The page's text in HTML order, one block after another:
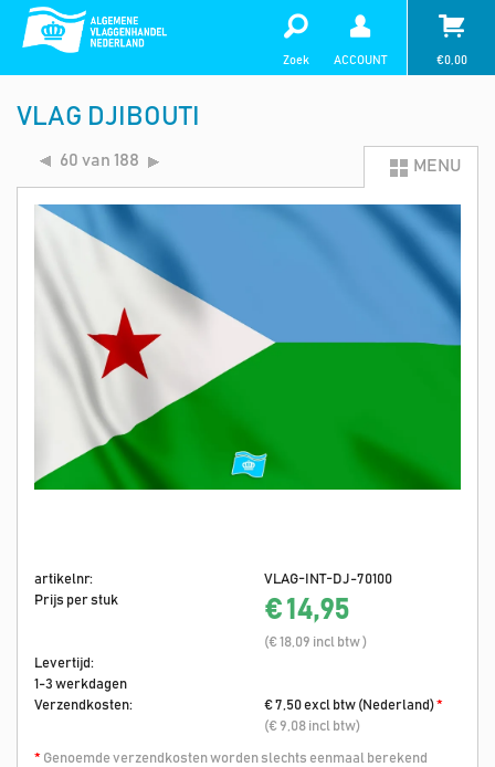
Zoek ACCOUNT €0,00
VLAG DJIBOUTI
60 van 188 MENU
artikelnr:
VLAG-INT-DJ-70100
Prijs per stuk
€ 14,95
(€ 18,09 incl btw )
Levertijd:
1-3 werkdagen
Verzendkosten:
€ 7,50 excl btw (Nederland)*
(€ 9,08 incl btw)
* Genoemde verzendkosten worden slechts eenmaal berekend